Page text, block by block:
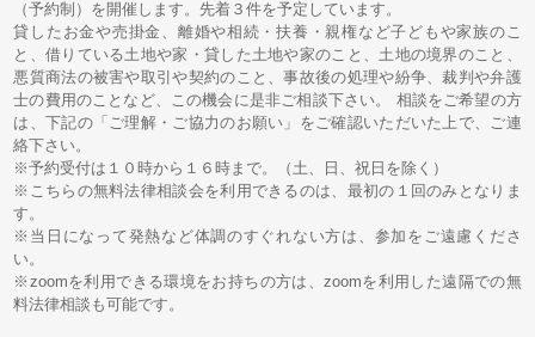
（予約制）を開催します。先着３件を予定しています。
貸したお金や売掛金、離婚や相続・扶養・親権など子どもや家族のこ
と、借りている土地や家・貸した土地や家のこと、土地の境界のこと、
悪質商法の被害や取引や契約のこと、事故後の処理や紛争、裁判や弁護
士の費用のことなど、この機会に是非ご相談下さい。 相談をご希望の方
は、下記の「ご理解・ご協力のお願い」をご確認いただいた上で、ご連
絡下さい。
※予約受付は１０時から１６時まで。（土、日、祝日を除く）
※こちらの無料法律相談会を利用できるのは、最初の１回のみとなりま
す。
※当日になって発熱など体調のすぐれない方は、参加をご遠慮くださ
い。
※zoomを利用できる環境をお持ちの方は、zoomを利用した遠隔での無
料法律相談も可能です。